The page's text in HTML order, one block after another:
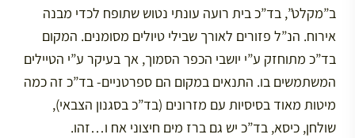
ב”מקלט”, בד”כ בית רועה עונתי נטוש שתופח לכדי מבנה
אירוח. הנ”ל פזורים לאורך שבילי טיולים מסומנים. המקום
בד”כ מתוחזק ע”י יושבי הכפר הסמוך, אך בעיקר ע”י הטיילים
המשתמשים בו. התנאים במקום הם ספרטניים- בד”כ זה כמה
מיטות מאוד בסיסיות עם מזרונים (בד”כ בסגנון הצבאי),
שולחן, כיסא, בד”כ יש גם ברז מים חיצוני אח ו…זהו.